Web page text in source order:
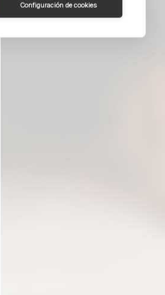
Configuración de cookies